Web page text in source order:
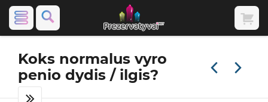
Koks normalus vyro
penio dydis / ilgis?